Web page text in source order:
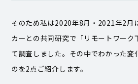
そのため私は2020年8月・2021年2月
カーとの共同研究で「リモートワーク
て調査しました。その中でわかった変
のを2点ご紹介します。